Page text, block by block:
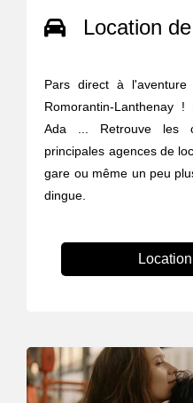
Location
Pars direct à
Romorantin-Lanthenay !
Ada ... Retrouve les
principales agences de
gare ou même un peu
dingue.